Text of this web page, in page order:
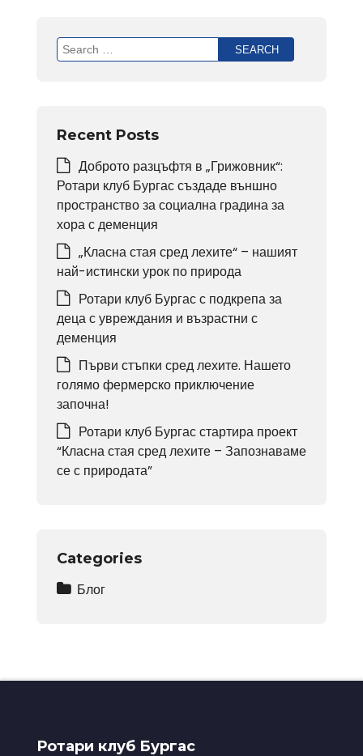
Search
for:
Recent Posts
Доброто разцъфтя в „Грижовник“:
Ротари клуб Бургас създаде външно
пространство за социална градина за
хора с деменция
„Класна стая сред лехите“ – нашият
най-истински урок по природа
Ротари клуб Бургас с подкрепа за
деца с увреждания и възрастни с
деменция
Първи стъпки сред лехите. Нашето
голямо фермерско приключение
започна!
Ротари клуб Бургас стартира проект
“Класна стая сред лехите – Запознаваме
се с природата”
Categories
Блог
Ротари клуб Бургас